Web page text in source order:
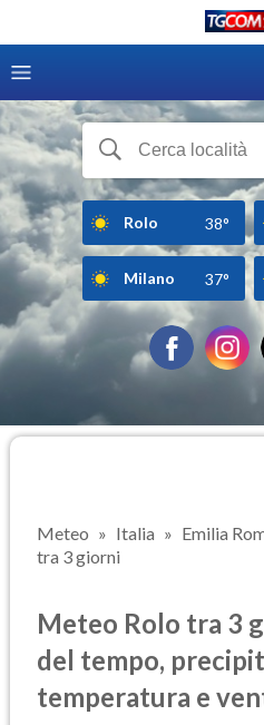
Rolo 38°
Milano 37°
Meteo Italia Emilia
tra 3 giorni
Meteo Rolo tra 3
del tempo,
temperatura e